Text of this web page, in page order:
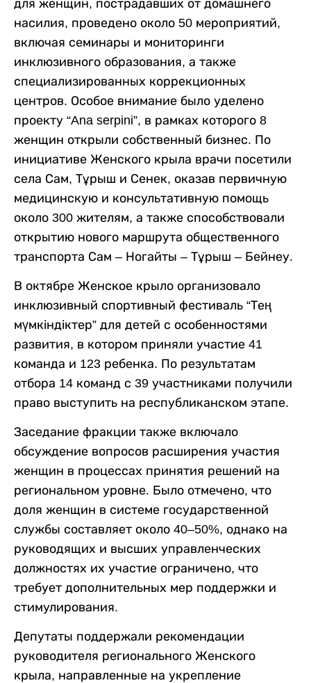
для женщин, пострадавших от домашнего
насилия, проведено около 50 мероприятий,
включая семинары и мониторинги
инклюзивного образования, а также
специализированных коррекционных
центров. Особое внимание было уделено
проекту “Ana serpini”, в рамках которого 8
женщин открыли собственный бизнес. По
инициативе Женского крыла врачи посетили
села Сам, Тұрыш и Сенек, оказав первичную
медицинскую и консультативную помощь
около 300 жителям, а также способствовали
открытию нового маршрута общественного
транспорта Сам – Ногайты – Тұрыш – Бейнеу.
В октябре Женское крыло организовало
инклюзивный спортивный фестиваль “Тең
мүмкіндіктер” для детей с особенностями
развития, в котором приняли участие 41
команда и 123 ребенка. По результатам
отбора 14 команд с 39 участниками получили
право выступить на республиканском этапе.
Заседание фракции также включало
обсуждение вопросов расширения участия
женщин в процессах принятия решений на
региональном уровне. Было отмечено, что
доля женщин в системе государственной
службы составляет около 40–50%, однако на
руководящих и высших управленческих
должностях их участие ограничено, что
требует дополнительных мер поддержки и
стимулирования.
Депутаты поддержали рекомендации
руководителя регионального Женского
крыла, направленные на укрепление